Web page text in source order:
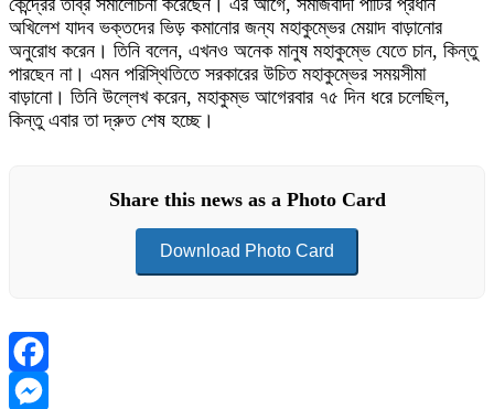
কেন্দ্রের তীব্র সমালোচনা করেছেন। এর আগে, সমাজবাদী পার্টির প্রধান
অখিলেশ যাদব ভক্তদের ভিড় কমানোর জন্য মহাকুম্ভের মেয়াদ বাড়ানোর
অনুরোধ করেন। তিনি বলেন, এখনও অনেক মানুষ মহাকুম্ভে যেতে চান, কিন্তু
পারছেন না। এমন পরিস্থিতিতে সরকারের উচিত মহাকুম্ভের সময়সীমা
বাড়ানো। তিনি উল্লেখ করেন, মহাকুম্ভ আগেরবার ৭৫ দিন ধরে চলেছিল,
কিন্তু এবার তা দ্রুত শেষ হচ্ছে।
Share this news as a Photo Card
Download Photo Card
Facebook